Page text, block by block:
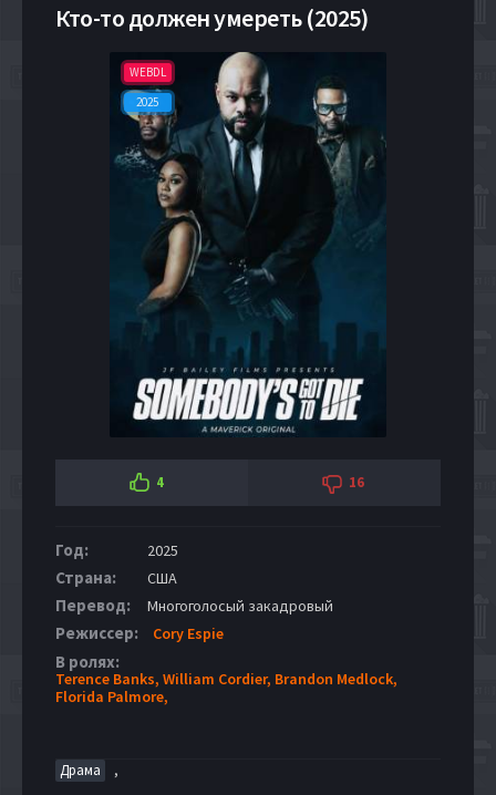
Кто-то должен умереть (2025)
WEBDL
2025
4 16
Год: 2025
Страна: США
Перевод: Многоголосый закадровый
Режиссер: Cory Espie
В ролях:
Terence Banks, William Cordier, Brandon Medlock,
Florida Palmore,
Драма ,